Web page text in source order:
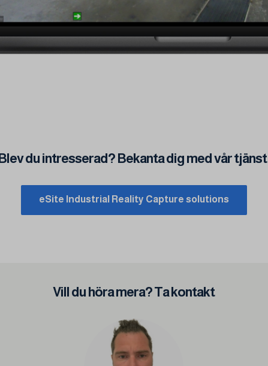
Blev du intresserad? Bekanta dig med vår
eSite Industrial Reality Capture solutions
Vill du höra mera? Ta kontakt